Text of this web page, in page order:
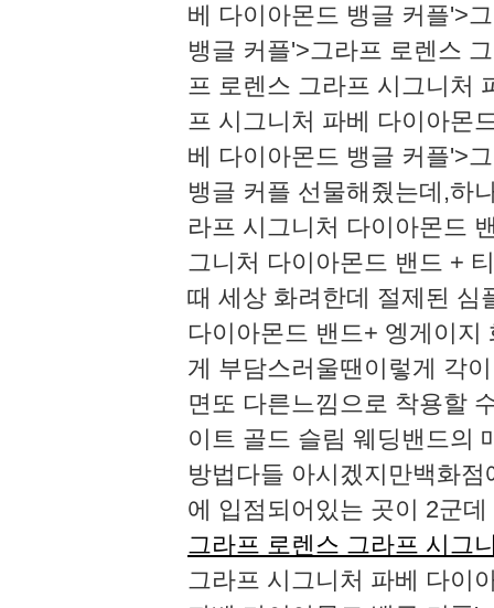
베 다이아몬드 뱅글 커플'>
뱅글 커플'>그라프 로렌스
프 로렌스 그라프 시그니처
프 시그니처 파베 다이아몬
베 다이아몬드 뱅글 커플'>
뱅글 커플 선물해줬는데,하
라프 시그니처 다이아몬드
그니처 다이아몬드 밴드 +
때 세상 화려한데 절제된 심
다이아몬드 밴드+ 엥게이
게 부담스러울땐이렇게 각
면또 다른느낌으로 착용할
이트 골드 슬림 웨딩밴드의
방법다들 아시겠지만백화
에 입점되어있는 곳이 2군
그라프 로렌스 그라프 시그
그라프 시그니처 파베 다이